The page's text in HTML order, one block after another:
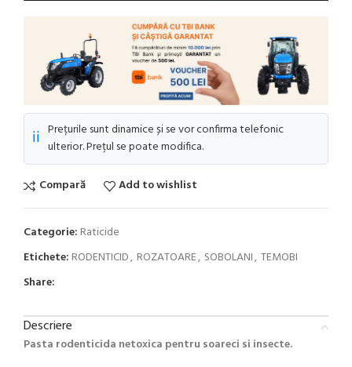
ℹ️ Prețurile sunt dinamice și se vor confirma telefonic
ulterior. Prețul se poate modifica.
Compară Add to wishlist
Categorie: Raticide
Etichete: RODENTICID, ROZATOARE, SOBOLANI, TEMOBI
Share:
Descriere
Pasta rodenticida netoxica pentru soareci si insecte.